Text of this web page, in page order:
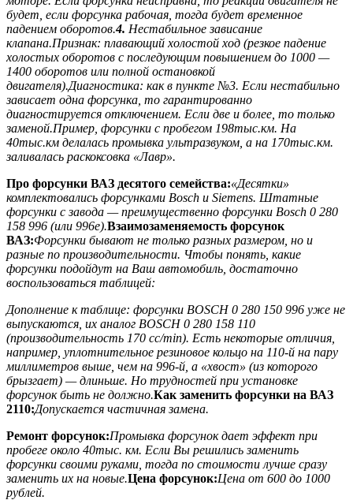
будет, если форсунка рабочая, тогда будет временное
падением оборотов.4. Нестабильное зависание
клапана.Признак: плавающий холостой ход (резкое падение
холостых оборотов с последующим повышением до 1000 —
1400 оборотов или полной остановкой
двигателя).Диагностика: как в пункте №3. Если нестабильно
зависает одна форсунка, то гарантированно
диагностируется отключением. Если две и более, то только
заменой.Пример, форсунки с пробегом 198тыс.км. На
40тыс.км делалась промывка ультразвуком, а на 170тыс.км.
заливалась раскоксовка «Лавр».
Про форсунки ВАЗ десятого семейства:«Десятки»
комплектовались форсунками Bosch и Siemens. Штатные
форсунки с завода — преимущественно форсунки Bosch 0 280
158 996 (или 996е).Взаимозаменяемость форсунок
ВАЗ:Форсунки бывают не только разных размером, но и
разные по производительности. Чтобы понять, какие
форсунки подойдут на Ваш автомобиль, достаточно
воспользоваться таблицей:
Дополнение к таблице: форсунки BOSCH 0 280 150 996 уже не
выпускаются, их аналог BOSCH 0 280 158 110
(производительность 170 сс/min). Есть некоторые отличия,
например, уплотнительное резиновое кольцо на 110-й на пару
миллиметров выше, чем на 996-й, а «хвост» (из которого
брызгает) — длиньше. Но трудностей при установке
форсунок быть не должно.Как заменить форсунки на ВАЗ
2110:Допускается частичная замена.
Ремонт форсунок:Промывка форсунок дает эффект при
пробеге около 40тыс. км. Если Вы решились заменить
форсунки своими руками, тогда по стоимости лучше сразу
заменить их на новые.Цена форсунок:Цена от 600 до 1000
рублей.